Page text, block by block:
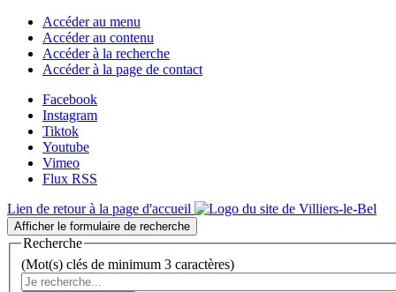
Accéder au menu
Accéder au contenu
Accéder à la recherche
Accéder à la page de contact
Facebook
Instagram
Tiktok
Youtube
Vimeo
Flux RSS
Lien de retour à la page d'accueil
Afficher le formulaire de recherche
Recherche
(Mot(s) clés de minimum 3 caractères)